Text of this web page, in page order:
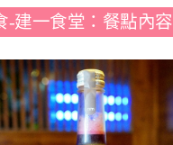
-建一食堂：餐點內容